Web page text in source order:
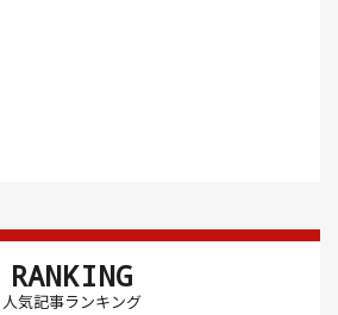
RANKING
人気記事ランキング